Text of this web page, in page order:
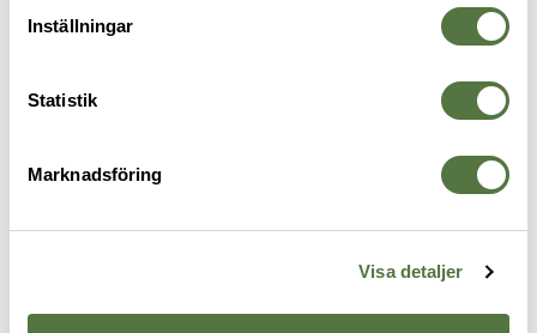
Inställningar
Statistik
Marknadsföring
Visa detaljer
RITE IN THE RAIN
235 kr
995 kr